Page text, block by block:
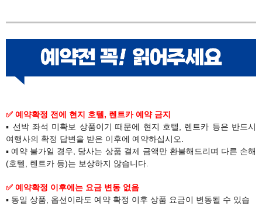
✅ 예약확정 전에 현지 호텔, 렌트카 예약 금지
▪ 선박 좌석 미확보 상품이기 때문에 현지 호텔, 렌트카 등은 반드시
여행사의 확정 답변을 받은 이후에 예약하십시오.
▪ 예약 불가일 경우, 당사는 상품 결제 금액만 환불해드리며 다른 손해
(호텔, 렌트카 등)는 보상하지 않습니다.​
✅ 예약확정 이후에는 요금 변동 없음
▪ 동일 상품, 옵션이라도 예약 확정 이후 상품 요금이 변동될 수 있습